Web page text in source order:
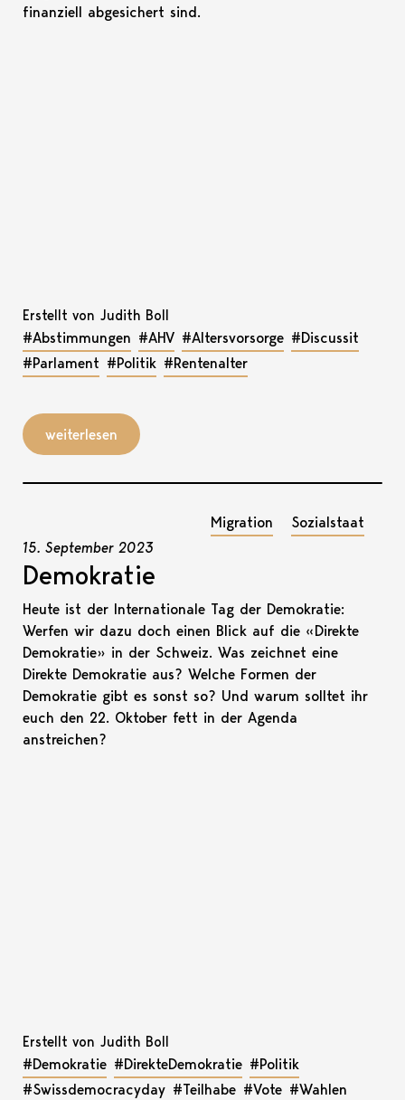
finanziell abgesichert sind.
Erstellt von Judith Boll
#Abstimmungen #AHV #Altersvorsorge #Discussit
#Parlament #Politik #Rentenalter
weiterlesen
Migration Sozialstaat
15. September 2023
Demokratie
Heute ist der Internationale Tag der Demokratie:
Werfen wir dazu doch einen Blick auf die «Direkte
Demokratie» in der Schweiz. Was zeichnet eine
Direkte Demokratie aus? Welche Formen der
Demokratie gibt es sonst so? Und warum solltet ihr
euch den 22. Oktober fett in der Agenda
anstreichen?
Erstellt von Judith Boll
#Demokratie #DirekteDemokratie #Politik
#Swissdemocracyday #Teilhabe #Vote #Wahlen